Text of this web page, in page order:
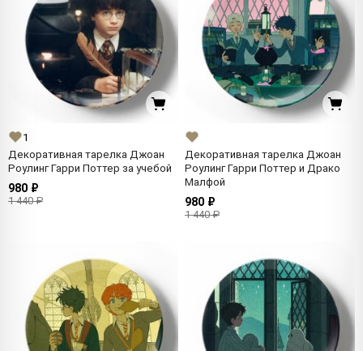
1
Декоративная тарелка Джоан
Роулинг Гарри Поттер за учебой
980 ₽
1 440 ₽
Декоративная тарелка Джоан
Роулинг Гарри Поттер и Драко
Малфой
980 ₽
1 440 ₽